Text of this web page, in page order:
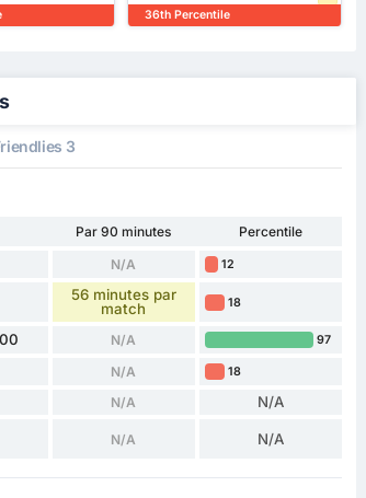
36th Percentile
3
Par 90 minutes
Percentile
N/A 12
56 minutes par
match
18
N/A 97
N/A 18
N/A N/A
N/A N/A